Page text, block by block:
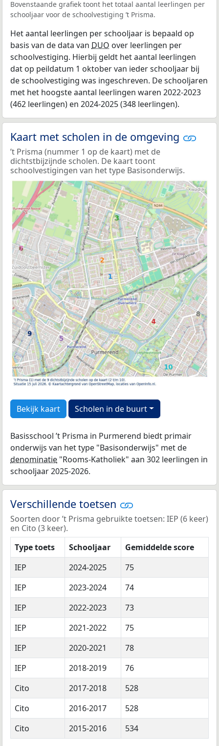
Bovenstaande grafiek toont het totaal aantal leerlingen per
schooljaar voor de schoolvestiging ’t Prisma.
Het aantal leerlingen per schooljaar is bepaald op
basis van de data van DUO over leerlingen per
schoolvestiging. Hierbij geldt het aantal leerlingen
dat op peildatum 1 oktober van ieder schooljaar bij
de schoolvestiging was ingeschreven. De schooljaren
met het hoogste aantal leerlingen waren 2022-2023
(462 leerlingen) en 2024-2025 (348 leerlingen).
Kaart met scholen in de omgeving
’t Prisma (nummer 1 op de kaart) met de
dichtstbijzijnde scholen. De kaart toont
schoolvestigingen van het type Basisonderwijs.
Bekijk kaart Scholen in de buurt
Basisschool ’t Prisma in Purmerend biedt primair
onderwijs van het type "Basisonderwijs" met de
denominatie "Rooms-Katholiek" aan 302 leerlingen in
schooljaar 2025-2026.
Verschillende toetsen
Soorten door ’t Prisma gebruikte toetsen: IEP (6 keer)
en Cito (3 keer).
Type toets
Schooljaar
Gemiddelde score
IEP
2024-2025
75
IEP
2023-2024
74
IEP
2022-2023
73
IEP
2021-2022
75
IEP
2020-2021
78
IEP
2018-2019
76
Cito
2017-2018
528
Cito
2016-2017
528
Cito
2015-2016 534